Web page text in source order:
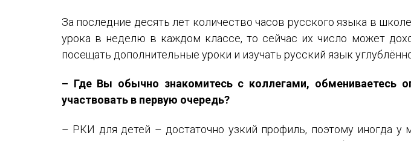
За последние десять лет количество часов русского языка в
урока в неделю в каждом классе, то сейчас их число может
посещать дополнительные уроки и изучать русский язык
– Где Вы обычно знакомитесь с коллегами, обмениваетесь
участвовать в первую очередь?
– РКИ для детей – достаточно узкий профиль, поэтому иногда